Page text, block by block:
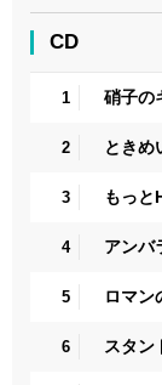
CD
1 硝子の
2 ときめ
3 もっ
4 アンバ
5 ロマン
6 スタン